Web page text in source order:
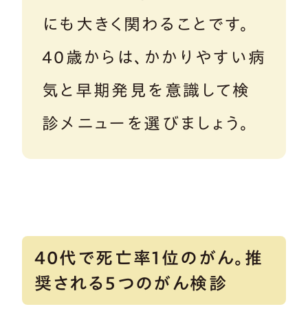
にも大きく関わることです。
40歳からは、かかりやすい病
気と早期発見を意識して検
診メニューを選びましょう。
40代で死亡率1位のがん。推
奨される5つのがん検診